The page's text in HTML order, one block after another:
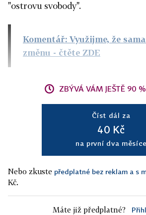
"ostrovu svobody".
Komentář: Využijme, že
změnu - čtěte ZDE
ZBÝVÁ VÁM JEŠTĚ 90
Číst dál za
40 Kč
na první dva měsíce
Nebo zkuste předplatné bez reklam a s
Kč.
Máte již předplatné?